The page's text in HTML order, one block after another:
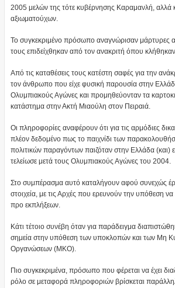
2005 μελών της τότε κυβέρνησης Καραμανλή, αλλά
αξιωματούχων.
Το συγκεκριμένο πρόσωπο αναγνώρισαν μάρτυρες
τους επιδείχθηκαν από τον ανακριτή όπου
Από τις καταθέσεις τους κατέστη σαφές για την
τον άνθρωπο που είχε φυσική παρουσία στην
Ολυμπιακούς Αγώνες και προμηθεύονταν τα
κατάστημα στην Ακτή Μιαούλη στον Πειραιά.
Οι πληροφορίες αναφέρουν ότι για τις αρμόδιες
πλέον δεδομένο πως το παιχνίδι των
πολιτικών παραγόντων παιζόταν στην Ελλάδα (και)
τελείωσε μετά τους Ολυμπιακούς Αγώνες του 2004.
Στο συμπέρασμα αυτό καταλήγουν αφού συνεχώς
στοιχεία, με τις Αρχές που ερευνούν την υπόθεση
προ εκπλήξεων.
Κάτι τέτοιο συνέβη όταν για παράδειγμα
σημεία στην υπόθεση των υποκλοπών και των Μη
Οργανώσεων (ΜΚΟ).
Πιο συγκεκριμένα, πρόσωπο που φέρεται να έχει
ρόλο σε μεταφορά πληροφοριών βρίσκεται